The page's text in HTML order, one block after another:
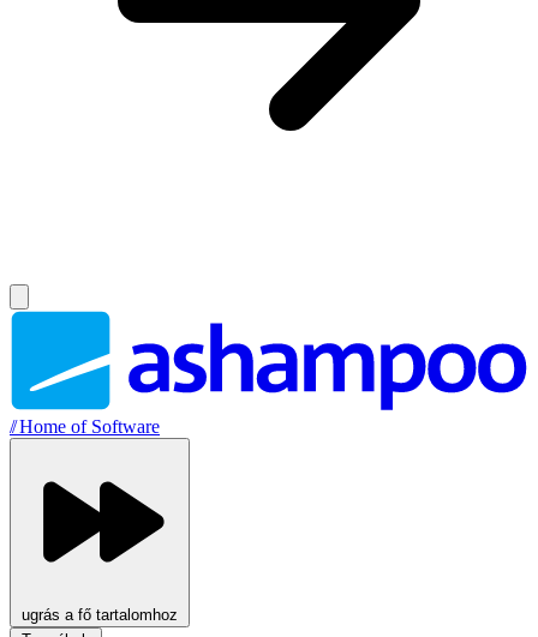
//Home of Software
ugrás a fő tartalomhoz